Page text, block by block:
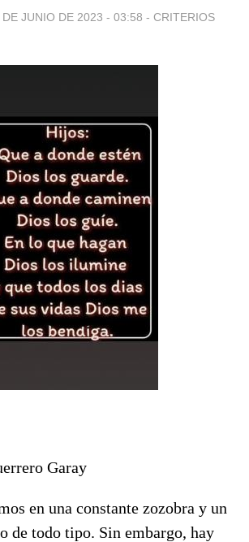
DE JUNIO DE 2023 - 03:58 - CRITERIOS
Garay
en una constante zozobra y un
de todo tipo. Sin embargo, hay